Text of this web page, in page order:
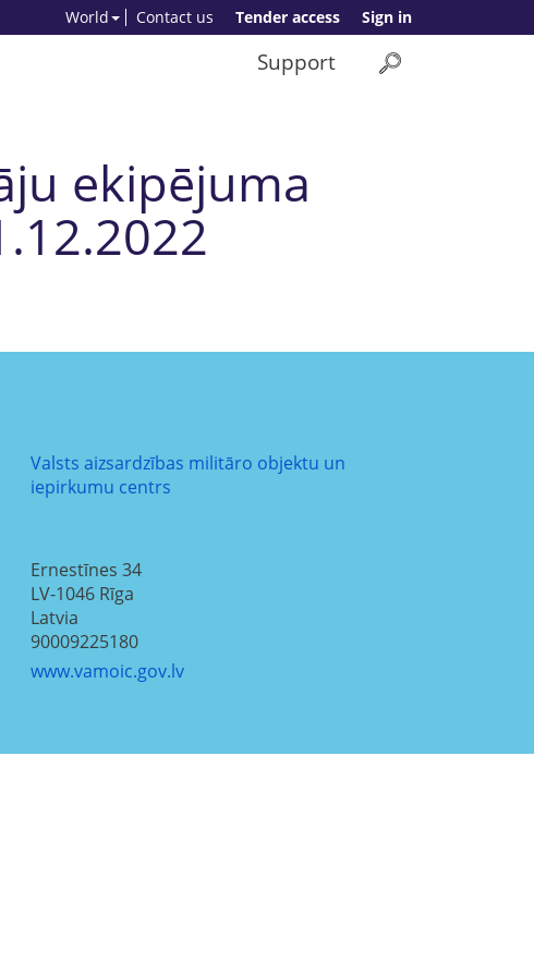
Sign in
Tender access
Contact us
World
Support
ekipējuma
Valsts aizsardzības militāro objektu un
iepirkumu centrs
Ernestīnes 34
LV-1046 Rīga
Latvia
90009225180
www.vamoic.gov.lv